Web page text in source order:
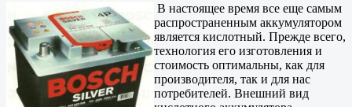
В настоящее время все еще самым
распространенным аккумулятором
является кислотный. Прежде всего,
технология его изготовления и
стоимость оптимальны, как для
производителя, так и для нас
потребителей. Внешний вид